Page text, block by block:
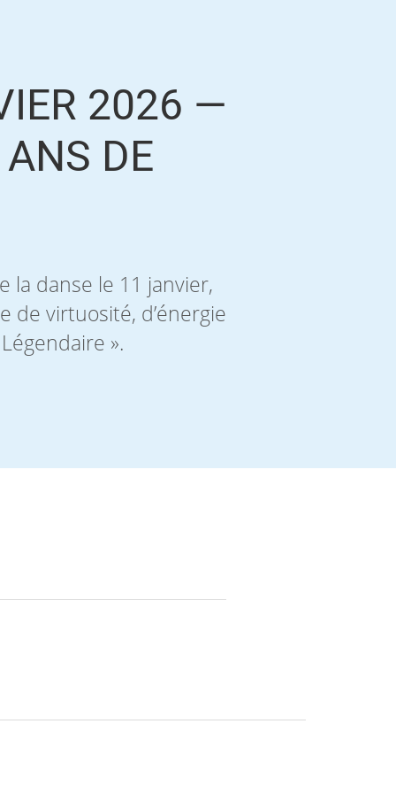
2026 —
DE
la danse le 11 janvier,
de virtuosité, d’énergie
».